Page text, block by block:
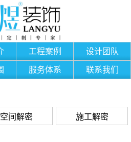
工程案例 设计团队
服务体系 联系我们
空间解密 施工解密